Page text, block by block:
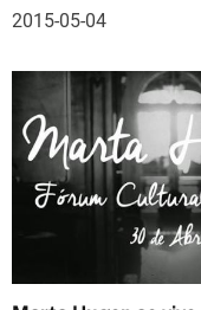
d
e
g
2015-05-04